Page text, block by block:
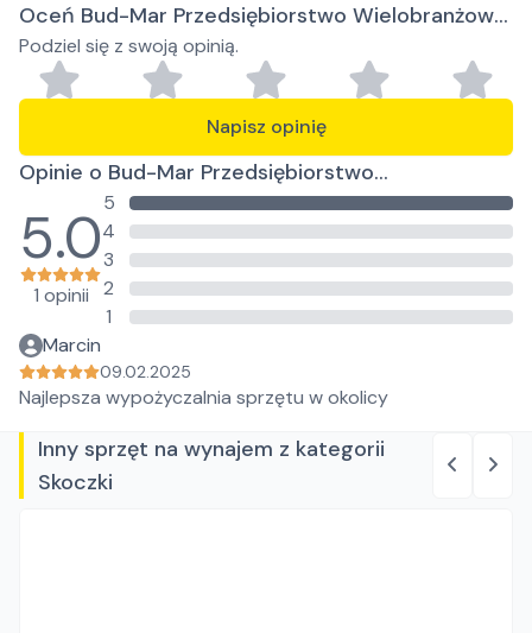
Oceń Bud-Mar Przedsiębiorstwo Wielobranżowe
Marcin Pączek
Podziel się z swoją opinią.
Napisz opinię
Opinie o Bud-Mar Przedsiębiorstwo
Wielobranżowe Marcin Pączek
5.0
1 opinii
5
4
3
2
1
Marcin
09.02.2025
Najlepsza wypożyczalnia sprzętu w okolicy
Inny sprzęt na wynajem z kategorii
Skoczki